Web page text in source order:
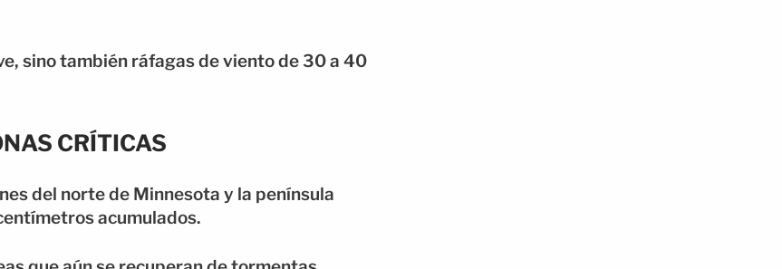
sino también ráfagas de viento de 30 a 40
CRÍTICAS
del norte de Minnesota y la península
acumulados.